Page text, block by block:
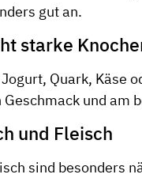
gut an.
starke
Quark, Käse
Geschmack und am
und Fleisch
sind besonders